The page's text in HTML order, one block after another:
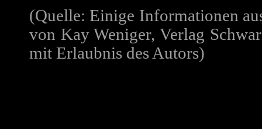
(Quelle: Einige Informationen
von Kay Weniger, Verlag
mit Erlaubnis des Autors)